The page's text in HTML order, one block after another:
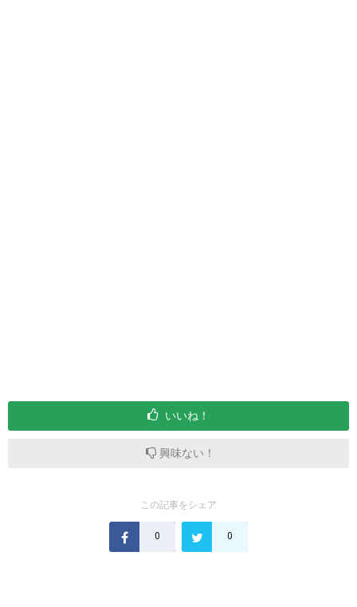
いいね！
興味ない！
この記事をシェア
0 0